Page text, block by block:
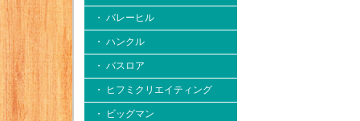
・ バレーヒル
・ ハンクル
・ バスロア
・ ヒフミクリエイティング
・ ビッグマン